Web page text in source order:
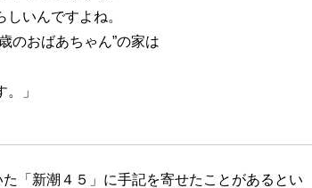
いんですよね。
のおばあちゃん”の家は
」
「新潮４５」に手記を寄せたことがあるとい